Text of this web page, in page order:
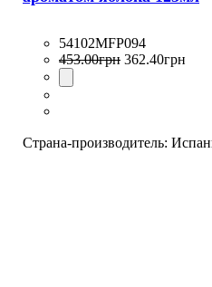
54102MFP094
453.00грн 362.40грн
Страна-производитель: